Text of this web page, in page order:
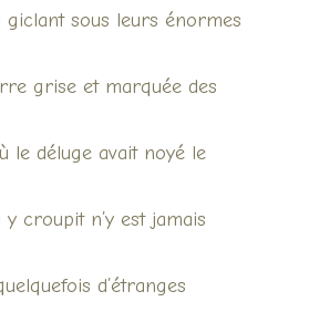
giclant sous leurs énormes
grise et marquée des
le déluge avait noyé le
croupit n’y est jamais
d’étranges